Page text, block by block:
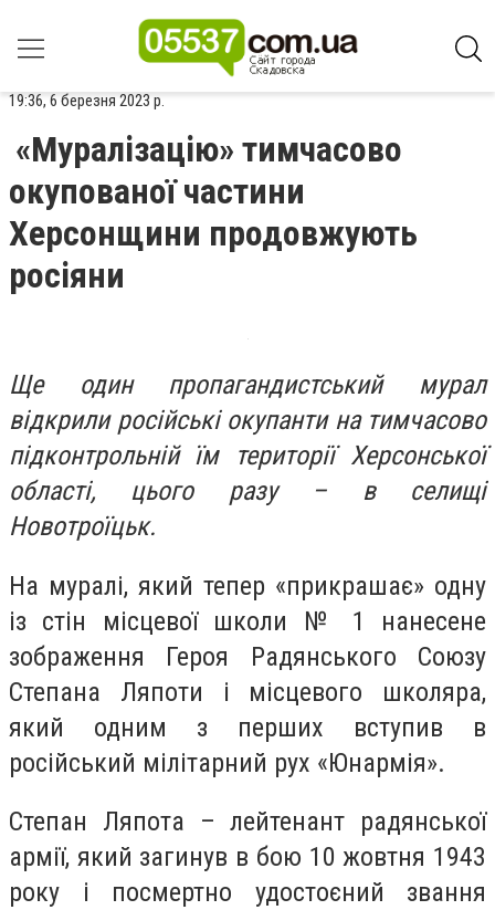
19:36, 6 березня 2023 р.
«Муралізацію» тимчасово
окупованої частини
Херсонщини продовжують
росіяни
Ще один пропагандистський мурал
відкрили російські окупанти на тимчасово
підконтрольній їм території Херсонської
області, цього разу – в селищі
Новотроїцьк.
На муралі, який тепер «прикрашає» одну
із стін місцевої школи № 1 нанесене
зображення Героя Радянського Союзу
Степана Ляпоти і місцевого школяра,
який одним з перших вступив в
російський мілітарний рух «Юнармія».
Степан Ляпота – лейтенант радянської
армії, який загинув в бою 10 жовтня 1943
року і посмертно удостоєний звання